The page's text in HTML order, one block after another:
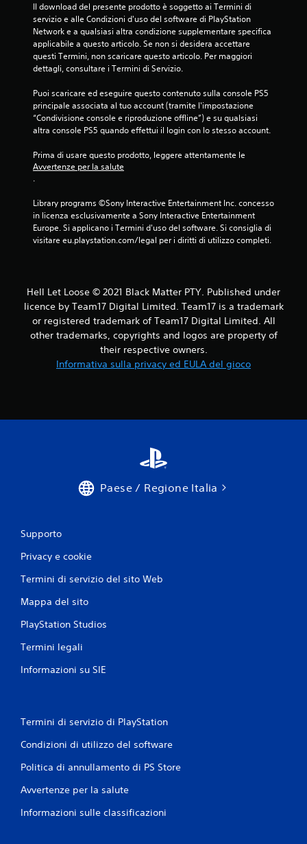
Il download del presente prodotto è soggetto ai Termini di
servizio e alle Condizioni d'uso del software di PlayStation
Network e a qualsiasi altra condizione supplementare specifica
applicabile a questo articolo. Se non si desidera accettare
questi Termini, non scaricare questo articolo. Per maggiori
dettagli, consultare i Termini di Servizio.
Puoi scaricare ed eseguire questo contenuto sulla console PS5
principale associata al tuo account (tramite l'impostazione
“Condivisione console e riproduzione offline”) e su qualsiasi
altra console PS5 quando effettui il login con lo stesso account.
Prima di usare questo prodotto, leggere attentamente le
Avvertenze per la salute
.
Library programs ©Sony Interactive Entertainment Inc. concesso
in licenza esclusivamente a Sony Interactive Entertainment
Europe. Si applicano i Termini d'uso del software. Si consiglia di
visitare eu.playstation.com/legal per i diritti di utilizzo completi.
Hell Let Loose © 2021 Black Matter PTY. Published under
licence by Team17 Digital Limited. Team17 is a trademark
or registered trademark of Team17 Digital Limited. All
other trademarks, copyrights and logos are property of
their respective owners.
Informativa sulla privacy ed EULA del gioco
Paese / Regione Italia
Supporto
Privacy e cookie
Termini di servizio del sito Web
Mappa del sito
PlayStation Studios
Termini legali
Informazioni su SIE
Termini di servizio di PlayStation
Condizioni di utilizzo del software
Politica di annullamento di PS Store
Avvertenze per la salute
Informazioni sulle classificazioni